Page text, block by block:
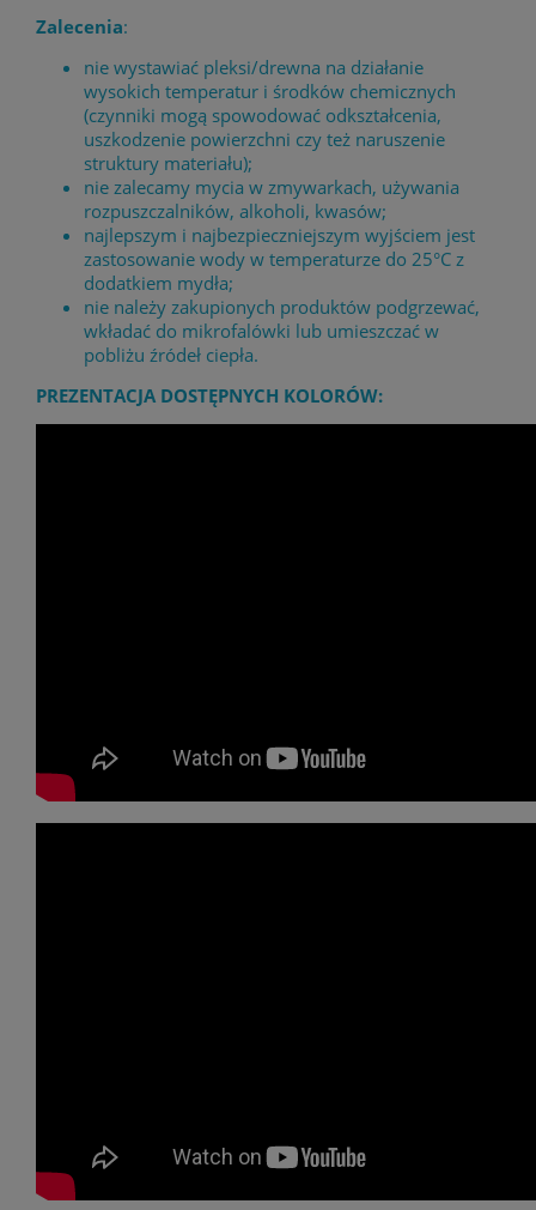
Zalecenia:
nie wystawiać pleksi/drewna na działanie
wysokich temperatur i środków chemicznych
(czynniki mogą spowodować odkształcenia,
uszkodzenie powierzchni czy też naruszenie
struktury materiału);
nie zalecamy mycia w zmywarkach, używania
rozpuszczalników, alkoholi, kwasów;
najlepszym i najbezpieczniejszym wyjściem jest
zastosowanie wody w temperaturze do 25°C z
dodatkiem mydła;
nie należy zakupionych produktów podgrzewać,
wkładać do mikrofalówki lub umieszczać w
pobliżu źródeł ciepła.
PREZENTACJA DOSTĘPNYCH KOLORÓW: